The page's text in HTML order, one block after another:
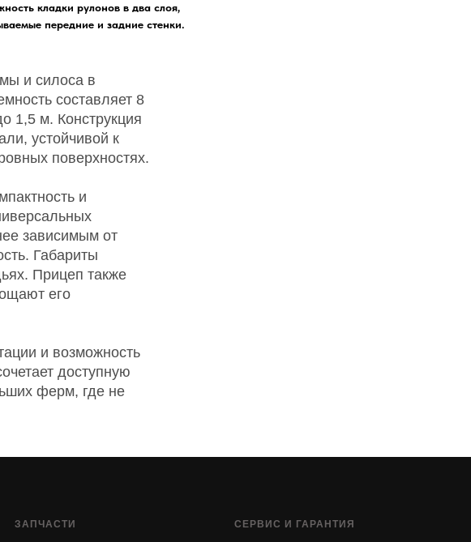
кладки рулонов в два слоя,
передние и задние стенки.
и силоса в
составляет 8
1,5 м. Конструкция
устойчивой к
поверхностях.
и
зависимым от
Габариты
Прицеп также
его
и возможность
доступную
ферм, где не
ЗАПЧАСТИ СЕРВИС И ГАРАНТИЯ